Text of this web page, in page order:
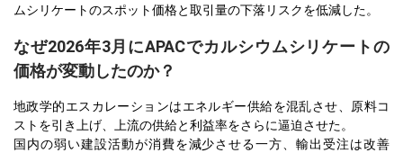
ムシリケートのスポット価格と取引量の下落リスクを低減した。
なぜ2026年3月にAPACでカルシウムシリケートの
価格が変動したのか？
地政学的エスカレーションはエネルギー供給を混乱させ、原料コ
ストを引き上げ、上流の供給と利益率をさらに逼迫させた。
国内の弱い建設活動が消費を減少させる一方、輸出受注は改善